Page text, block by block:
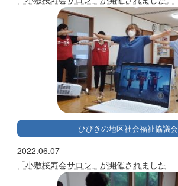
ひびきの地区社会福祉協議会
2022.06.07
「小敷桜寿会サロン」が開催されました